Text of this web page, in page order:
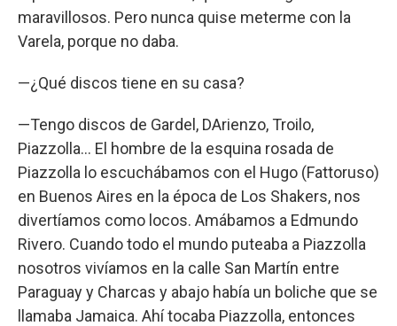
maravillosos. Pero nunca quise meterme con la
Varela, porque no daba.
—¿Qué discos tiene en su casa?
—Tengo discos de Gardel, DArienzo, Troilo,
Piazzolla... El hombre de la esquina rosada de
Piazzolla lo escuchábamos con el Hugo (Fattoruso)
en Buenos Aires en la época de Los Shakers, nos
divertíamos como locos. Amábamos a Edmundo
Rivero. Cuando todo el mundo puteaba a Piazzolla
nosotros vivíamos en la calle San Martín entre
Paraguay y Charcas y abajo había un boliche que se
llamaba Jamaica. Ahí tocaba Piazzolla, entonces